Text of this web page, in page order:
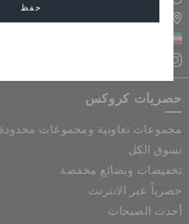
حفظ
حصريات كروكس
مجموعات تعاونية ومجموعات محدودة
تسوق الكل
تخفيضات وبضائع مخفضة
حصرياً عبر الانترنت
أحدث الصيحات